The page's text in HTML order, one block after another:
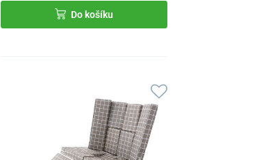
Do košíku